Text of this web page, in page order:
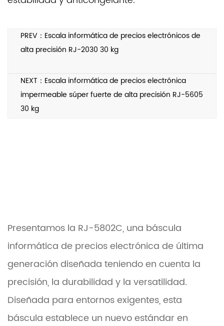
PREV：Escala informática de precios electrónicos de
alta precisión RJ-2030 30 kg
NEXT：Escala informática de precios electrónica
impermeable súper fuerte de alta precisión RJ-5605
30 kg
Presentamos la RJ-5802C, una báscula
informática de precios electrónica de última
generación diseñada teniendo en cuenta la
precisión, la durabilidad y la versatilidad.
Diseñada para entornos exigentes, esta
báscula establece un nuevo estándar en